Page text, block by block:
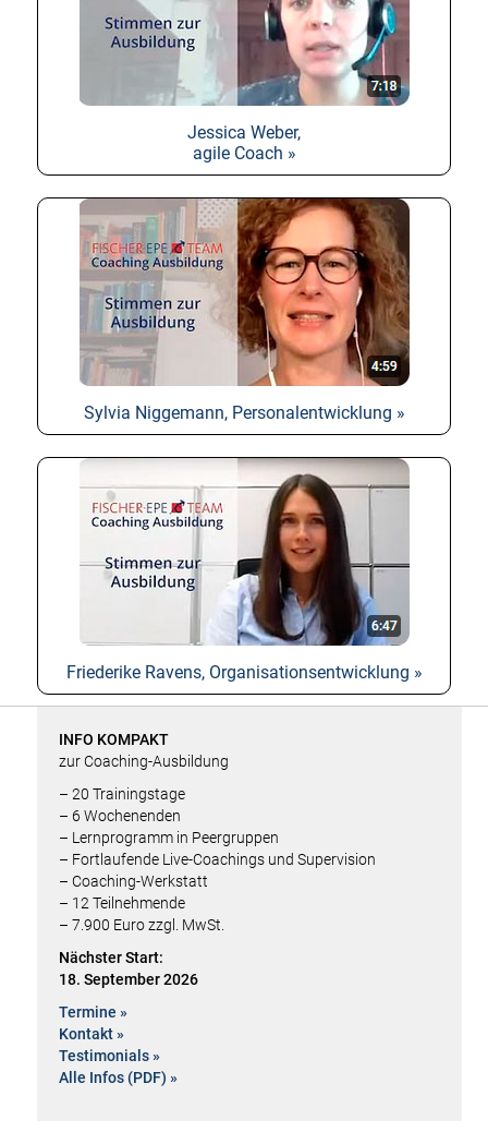
Jessica Weber,
agile Coach »
Sylvia Niggemann, Personalentwicklung »
Friederike Ravens, Organisationsentwicklung »
INFO KOMPAKT
zur Coaching-Ausbildung
– 20 Trainingstage
– 6 Wochenenden
– Lern­programm in Peergruppen
– Fortlaufende Live-Coachings und Supervision
– Coaching-Werkstatt
– 12 Teilnehmende
– 7.900 Euro zzgl. MwSt.
Nächster Start:
18. September 2026
Termine »
Kontakt »
Testimonials »
Alle Infos (PDF) »